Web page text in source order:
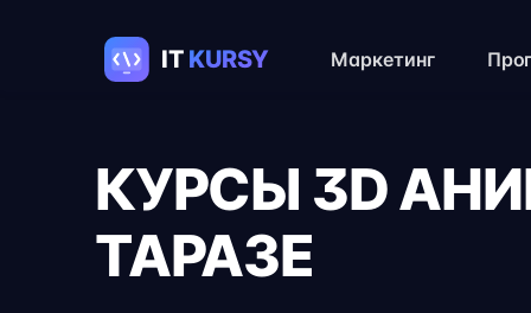
Маркетинг
КУРСЫ 3D
ТАРАЗЕ